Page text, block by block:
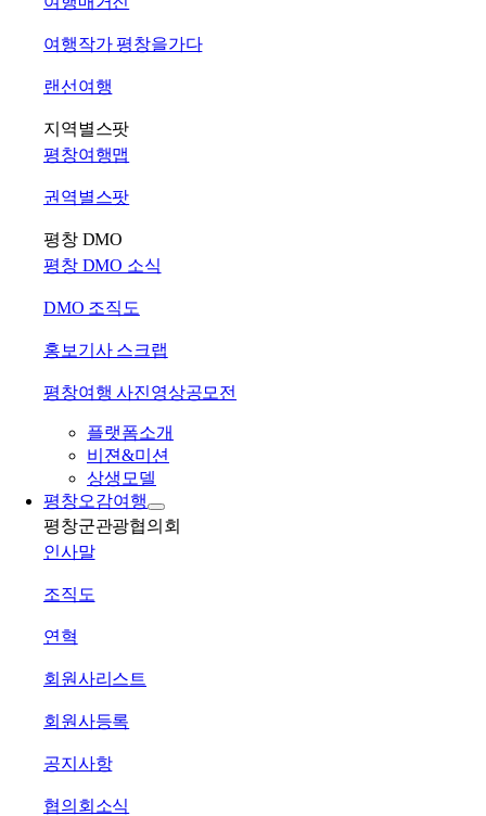
여행작가 평창을가다
랜선여행
지역별스팟
평창여행맵
권역별스팟
평창 DMO
평창 DMO 소식
DMO 조직도
홍보기사 스크랩
평창여행 사진영상공모전
플랫폼소개
비젼&미션
상생모델
평창오감여행
평창군관광협의회
인사말
조직도
연혁
회원사리스트
회원사등록
공지사항
협의회소식